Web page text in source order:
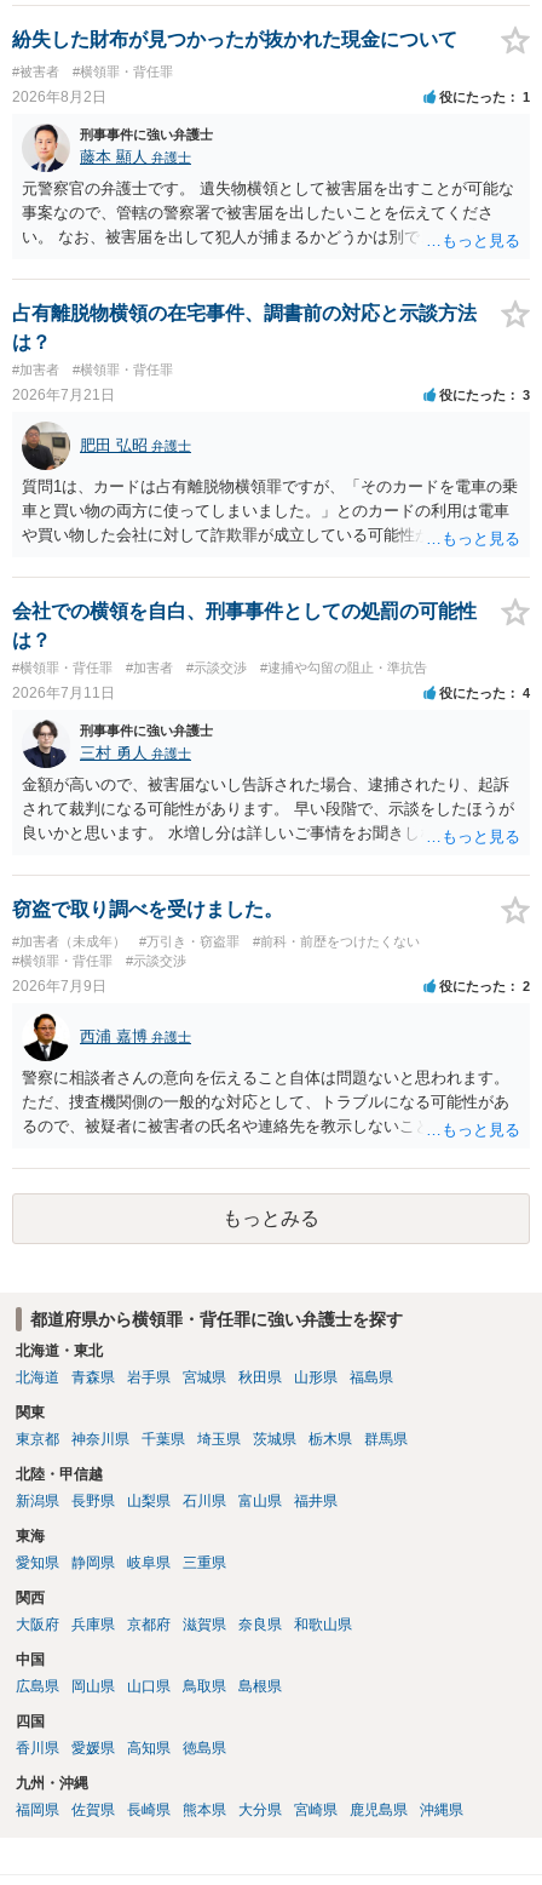
か）、弁護士に法律相談において助言をもらえば足りるでしょう。
紛失した財布が見つかったが抜かれた現金について
#被害者 #横領罪・背任罪
2026年8月2日 役にたった 1
刑事事件に強い弁護士
藤本 顯人 弁護士
元警察官の弁護士です。 遺失物横領として被害届を出すことが可能な
事案なので、管轄の警察署で被害届を出したいことを伝えてくださ
い。 なお、被害届を出して犯人が捕まるかどうかは別で、置き忘れた
思います。 いずれにせよ一度対応を求めてみた方が納得できるのでは
ないでしょうか。
占有離脱物横領の在宅事件、調書前の対応と示談方法
は？
#加害者 #横領罪・背任罪
2026年7月21日 役にたった 3
肥田 弘昭 弁護士
質問1は、カードは占有離脱物横領罪ですが、「そのカードを電車の乗
車と買い物の両方に使ってしまいました。」とのカードの利用は電車
や買い物した会社に対して詐欺罪が成立している可能性があります。
質問３は弁護士と相談して弁護士にして貰うと良いかと思います。弁
護士費用はケースバイケースですが着手金としては33万円以上が相場
かと思います。ご参考にしてください。
会社での横領を自白、刑事事件としての処罰の可能性
は？
#横領罪・背任罪 #加害者 #示談交渉 #逮捕や勾留の阻止・準抗告
2026年7月11日 役にたった 4
刑事事件に強い弁護士
三村 勇人 弁護士
金額が高いので、被害届ないし告訴された場合、逮捕されたり、起訴
されて裁判になる可能性があります。 早い段階で、示談をしたほうが
良いかと思います。 水増し分は詳しいご事情をお聞きしなければお答
窃盗で取り調べを受けました。
#加害者（未成年） #万引き・窃盗罪
#前科・前歴をつけたくない
#横領罪・背任罪
#示談交渉
2026年7月9日 役にたった 2
西浦 嘉博 弁護士
警察に相談者さんの意向を伝えること自体は問題ないと思われます。
ただ、捜査機関側の一般的な対応として、トラブルになる可能性があ
るので、被疑者に被害者の氏名や連絡先を教示しないことがあり得ま
でしたら、弁護士に依頼される必要が生じます。 なお、捜査機関の言
う「横領罪」は、相談の背景に記載されている事情から占有離脱物横
領罪を指すと思われます。 上記、ご参考ください。
もっとみる
都道府県から横領罪・背任罪に強い弁護士を探す
北海道・東北
北海道
青森県 岩手県 宮城県 秋田県 山形県 福島県
関東
東京都
神奈川県 千葉県 埼玉県 茨城県 栃木県 群馬県
北陸・甲信越
新潟県
長野県 山梨県 石川県 富山県 福井県
東海
愛知県
静岡県 岐阜県 三重県
関西
大阪府
兵庫県 京都府 滋賀県 奈良県 和歌山県
中国
広島県
岡山県 山口県 鳥取県 島根県
四国
香川県
愛媛県 高知県 徳島県
九州・沖縄
福岡県
佐賀県 長崎県 熊本県 大分県 宮崎県 鹿児島県 沖縄県